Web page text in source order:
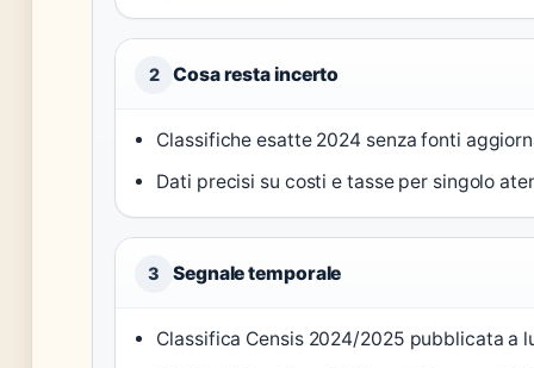
2 Cosa resta incerto
Classifiche esatte 2024 senza fonti
Dati precisi su costi e tasse per singolo
3 Segnale temporale
Classifica Censis 2024/2025 pubblicata a